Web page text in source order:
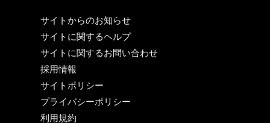
サイトからのお知らせ
サイトに関するヘルプ
サイトに関するお問い合わせ
採用情報
サイトポリシー
プライバシーポリシー
利用規約